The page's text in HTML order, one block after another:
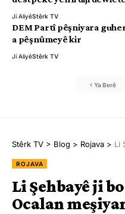
Ji AliyêStêrk TV
DEM Partî pêşniyara
a pêşnûmeyê kir
Ji AliyêStêrk TV
Ya Berê
Stêrk TV > Blog > Rojava > Li
ROJAVA
Li Şehbayê ji
Ocalan